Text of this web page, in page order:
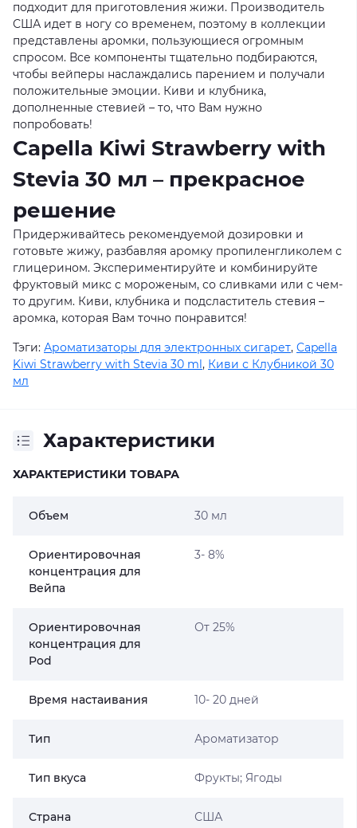
подходит для приготовления жижи. Производитель
США идет в ногу со временем, поэтому в коллекции
представлены аромки, пользующиеся огромным
спросом. Все компоненты тщательно подбираются,
чтобы вейперы наслаждались парением и получали
положительные эмоции. Киви и клубника,
дополненные стевией – то, что Вам нужно
попробовать!
Capella Kiwi Strawberry with
Stevia 30 мл – прекрасное
решение
Придерживайтесь рекомендуемой дозировки и
готовьте жижу, разбавляя аромку пропиленгликолем с
глицерином. Экспериментируйте и комбинируйте
фруктовый микс с мороженым, со сливками или с чем-
то другим. Киви, клубника и подсластитель стевия –
аромка, которая Вам точно понравится!
Тэги: Ароматизаторы для электронных сигарет, Capella
Kiwi Strawberry with Stevia 30 ml, Киви с Клубникой 30
мл
Характеристики
ХАРАКТЕРИСТИКИ ТОВАРА
Объем 30 мл
Ориентировочная
концентрация для
Вейпа
3- 8%
Ориентировочная
концентрация для
Pod
От 25%
Время настаивания 10- 20 дней
Тип Ароматизатор
Тип вкуса Фрукты; Ягоды
Страна
США